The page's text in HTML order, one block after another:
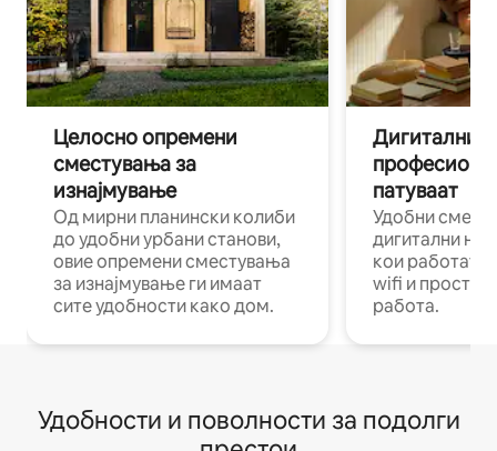
Целосно опремени
сместувања за
изнајмување
Од мирни планински колиби
до удобни урбани станови,
овие опремени сместувања
за изнајмување ги имаат
сите удобности како дом.
Дигитални
патуваат
Удобни
дигитални
кои работат
wifi и
работа.
Удобности и поволности за подолги